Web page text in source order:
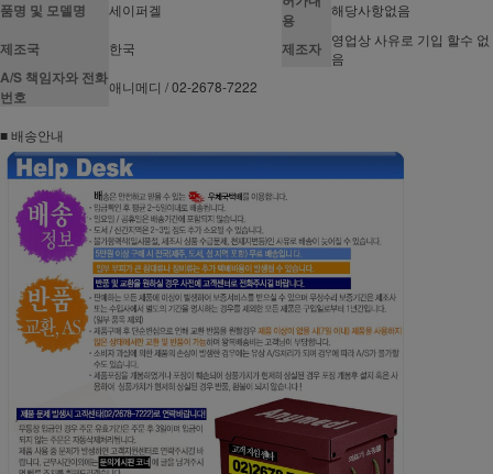
품명 및 모델명
세이퍼겔
용
해당사항없음
제조국 한국 제조자 영업상 사유로 기입 할수 없
음
A/S 책임자와 전화
번호
애니메디 / 02-2678-7222
■ 배송안내